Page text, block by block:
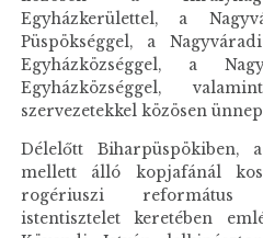
Egyházkerülettel, a
Püspökséggel, a
Egyházközséggel, a
Egyházközséggel,
szervezetekkel közösen
Délelőtt Biharpüspökiben,
mellett álló kopjafánál
rogériuszi református
istentisztelet keretében